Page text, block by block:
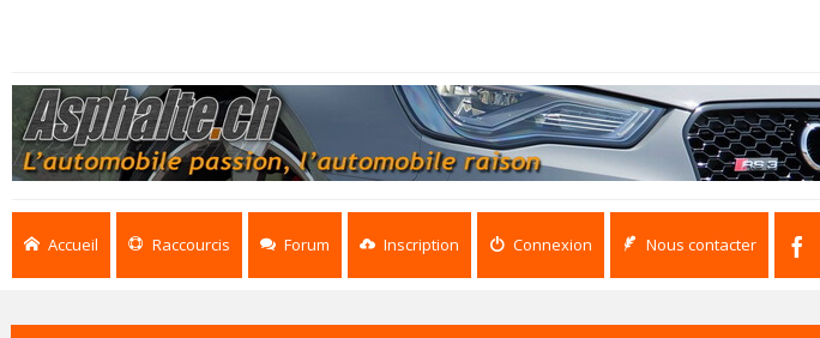
Accueil Raccourcis Forum Inscription Connexion Nous contacter